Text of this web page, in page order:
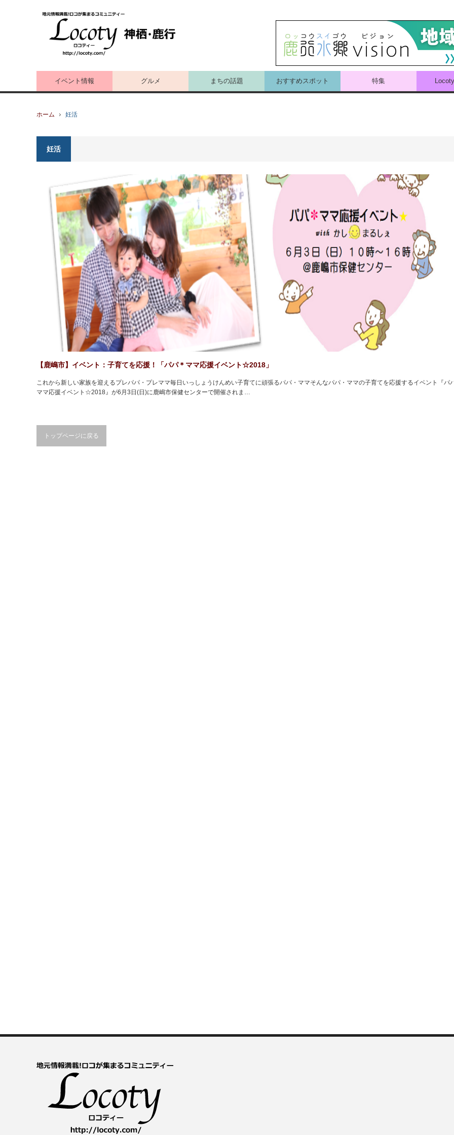
イベント情報 グルメ まちの話題 おすすめスポット 特集
ホーム 妊活
妊活
【鹿嶋市】イベント：子育てを応援！「パパ＊ママ応援イベント☆2018」
これから新しい家族を迎えるプレパパ・プレママ毎日いっしょうけんめい子育てに頑張るパパ・ママそんなパパ・ママの子育てを応援するイベント『パ
ママ応援イベント☆2018』が6月3日(日)に鹿嶋市保健センターで開催されま…
トップページに戻る